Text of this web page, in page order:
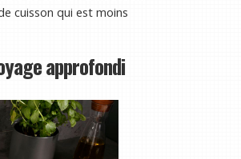
cuisson qui est moins
approfondi